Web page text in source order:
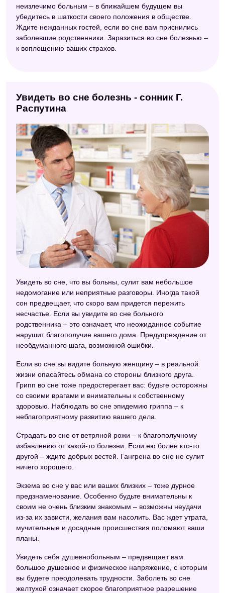
неизлечимо больным – в ближайшем будущем вы
убедитесь в шаткости своего положения в обществе.
Ждите нежданных гостей, если во сне вам приснились
заболевшие родственники. Заразиться во сне болезнью –
к воплощению ваших страхов.
Увидеть во сне болезнь - сонник Г.
Распутина
Увидеть во сне, что вы больны, сулит вам небольшое
недомогание или неприятные разговоры. Иногда такой
сон предвещает, что скоро вам придется пережить
несчастье. Если вы увидите во сне больного
родственника – это означает, что неожиданное событие
нарушит благополучие вашего дома. Предупреждение от
необдуманного шага, возможной ошибки.
Если во сне вы видите больную женщину – в реальной
жизни опасайтесь обмана со стороны близкого друга.
Грипп во сне тоже предостерегает вас: будьте осторожны
со своими врагами и внимательны к собственному
здоровью. Наблюдать во сне эпидемию гриппа – к
неблагоприятному развитию вашего дела.
Страдать во сне от ветряной рожи – к благополучному
избавлению от какой-то болезни. Если ею болен кто-то
другой – ждите добрых вестей. Гангрена во сне не сулит
ничего хорошего.
Экзема во сне у вас или ваших близких – тоже дурное
предзнаменование. Особенно будьте внимательны к
своим не очень близким знакомым – возможны неудачи
из-за их зависти, желания вам насолить. Вас ждет утрата,
мучительные и досадные происшествия поломают ваши
планы.
Увидеть себя душевнобольным – предвещает вам
большое душевное и физическое напряжение, с которым
вы будете преодолевать трудности. Заболеть во сне
желтухой означает скорое благоприятное разрешение